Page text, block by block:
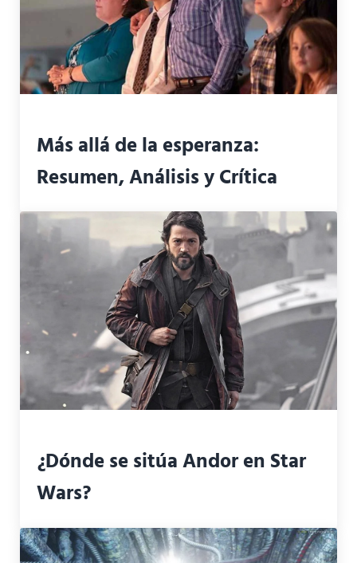
Más allá de la esperanza:
Resumen, Análisis y Crítica
¿Dónde se sitúa Andor en Star
Wars?